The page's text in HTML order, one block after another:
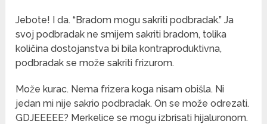
Jebote! I da. “Bradom mogu sakriti podbradak.” Ja
svoj podbradak ne smijem sakriti bradom, tolika
količina dostojanstva bi bila kontraproduktivna,
podbradak se može sakriti frizurom.
Može kurac. Nema frizera koga nisam obišla. Ni
jedan mi nije sakrio podbradak. On se može odrezati.
GDJEEEEE? Merkelice se mogu izbrisati hijaluronom.